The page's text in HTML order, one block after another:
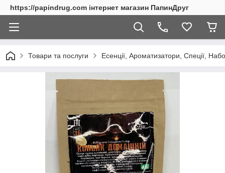
https://papindrug.com інтернет магазин ПапинДруг
Товари та послуги Есенції, Ароматизатори, Спеції,